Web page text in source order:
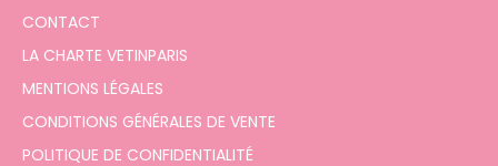
CONTACT
LA CHARTE VETINPARIS
MENTIONS LÉGALES
CONDITIONS GÉNÉRALES DE VENTE
POLITIQUE DE CONFIDENTIALITÉ